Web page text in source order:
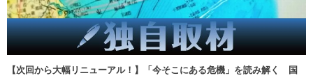
【次回から大幅リニューアル！】「今そこにある危機」を読み解く 国